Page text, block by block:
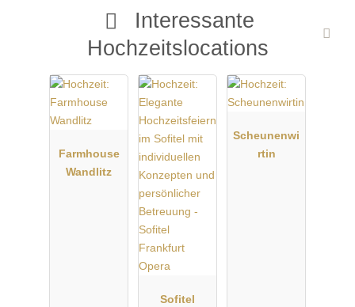
Interessante
Hochzeitslocations
Farmhouse
Wandlitz
Sofitel
Scheunenwi
rtin